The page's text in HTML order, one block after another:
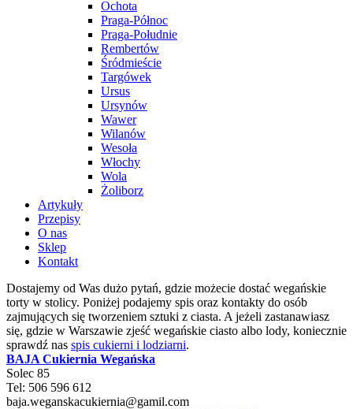
Ochota
Praga-Północ
Praga-Południe
Rembertów
Śródmieście
Targówek
Ursus
Ursynów
Wawer
Wilanów
Wesoła
Włochy
Wola
Żoliborz
Artykuły
Przepisy
O nas
Sklep
Kontakt
Dostajemy od Was dużo pytań, gdzie możecie dostać wegańskie
torty w stolicy. Poniżej podajemy spis oraz kontakty do osób
zajmujących się tworzeniem sztuki z ciasta. A jeżeli zastanawiasz
się, gdzie w Warszawie zjeść wegańskie ciasto albo lody, koniecznie
sprawdź nas spis cukierni i lodziarni.
BAJA Cukiernia Wegańska
Solec 85
Tel: 506 596 612
baja.weganskacukiernia@gamil.com